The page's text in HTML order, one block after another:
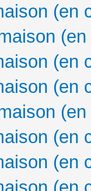
(en
(en
(en
(en
(en